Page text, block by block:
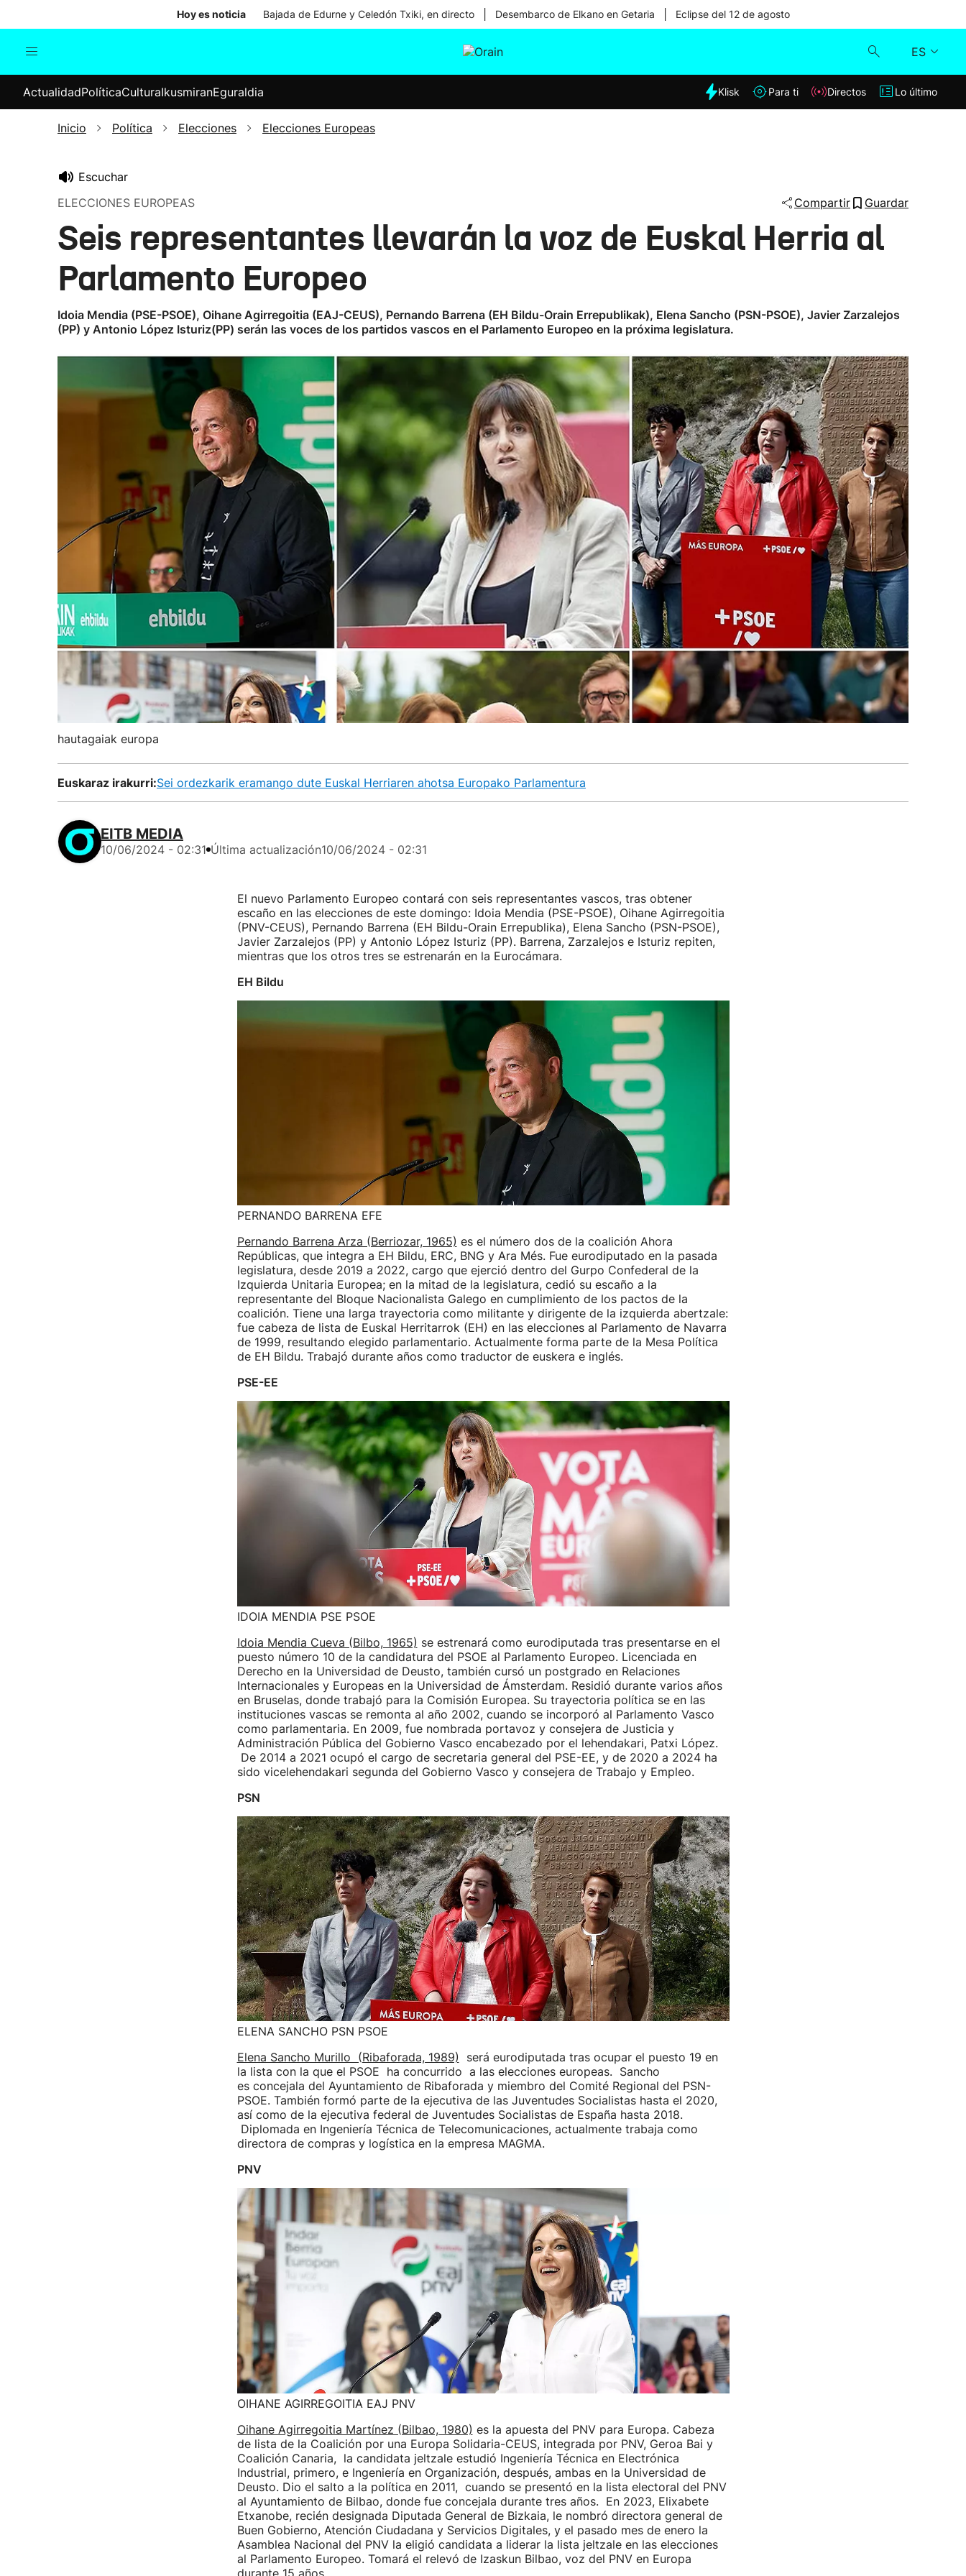
Hoy es noticia Bajada de Edurne y Celedón Txiki, en directo Desembarco de Elkano en Getaria Eclipse del 12 de agosto
ES
Internacional
Elecciones
Klisk
ActualidadPolíticaCulturaIkusmiranEguraldia Klisk Para ti Directos Lo último
Inicio Política Elecciones Elecciones Europeas
Escuchar
ELECCIONES EUROPEAS
Compartir Guardar
Seis representantes llevarán la voz de Euskal Herria al
Parlamento Europeo
Idoia Mendia (PSE-PSOE), Oihane Agirregoitia (EAJ-CEUS), Pernando Barrena (EH Bildu-Orain Errepublikak), Elena Sancho (PSN-PSOE), Javier Zarzalejos
(PP) y Antonio López Isturiz(PP) serán las voces de los partidos vascos en el Parlamento Europeo en la próxima legislatura.
hautagaiak europa
Euskaraz irakurri:Sei ordezkarik eramango dute Euskal Herriaren ahotsa Europako Parlamentura
EITB MEDIA
10/06/2024 - 02:31 Última actualización10/06/2024 - 02:31
El nuevo Parlamento Europeo contará con seis representantes vascos, tras obtener
escaño en las elecciones de este domingo: Idoia Mendia (PSE-PSOE), Oihane Agirregoitia
(PNV-CEUS), Pernando Barrena (EH Bildu-Orain Errepublika), Elena Sancho (PSN-PSOE),
Javier Zarzalejos (PP) y Antonio López Isturiz (PP). Barrena, Zarzalejos e Isturiz repiten,
mientras que los otros tres se estrenarán en la Eurocámara.
EH Bildu
PERNANDO BARRENA EFE
Pernando Barrena Arza (Berriozar, 1965) es el número dos de la coalición Ahora
Repúblicas, que integra a EH Bildu, ERC, BNG y Ara Més. Fue eurodiputado en la pasada
legislatura, desde 2019 a 2022, cargo que ejerció dentro del Gurpo Confederal de la
Izquierda Unitaria Europea; en la mitad de la legislatura, cedió su escaño a la
representante del Bloque Nacionalista Galego en cumplimiento de los pactos de la
coalición. Tiene una larga trayectoria como militante y dirigente de la izquierda abertzale:
fue cabeza de lista de Euskal Herritarrok (EH) en las elecciones al Parlamento de Navarra
de 1999, resultando elegido parlamentario. Actualmente forma parte de la Mesa Política
de EH Bildu. Trabajó durante años como traductor de euskera e inglés.
PSE-EE
IDOIA MENDIA PSE PSOE
Idoia Mendia Cueva (Bilbo, 1965) se estrenará como eurodiputada tras presentarse en el
puesto número 10 de la candidatura del PSOE al Parlamento Europeo. Licenciada en
Derecho en la Universidad de Deusto, también cursó un postgrado en Relaciones
Internacionales y Europeas en la Universidad de Ámsterdam. Residió durante varios años
en Bruselas, donde trabajó para la Comisión Europea. Su trayectoria política se en las
instituciones vascas se remonta al año 2002, cuando se incorporó al Parlamento Vasco
como parlamentaria. En 2009, fue nombrada portavoz y consejera de Justicia y
Administración Pública del Gobierno Vasco encabezado por el lehendakari, Patxi López.
De 2014 a 2021 ocupó el cargo de secretaria general del PSE-EE, y de 2020 a 2024 ha
sido vicelehendakari segunda del Gobierno Vasco y consejera de Trabajo y Empleo.
PSN
ELENA SANCHO PSN PSOE
Elena Sancho Murillo (Ribaforada, 1989) será eurodiputada tras ocupar el puesto 19 en
la lista con la que el PSOE ha concurrido a las elecciones europeas. Sancho
es concejala del Ayuntamiento de Ribaforada y miembro del Comité Regional del PSN-
PSOE. También formó parte de la ejecutiva de las Juventudes Socialistas hasta el 2020,
así como de la ejecutiva federal de Juventudes Socialistas de España hasta 2018.
Diplomada en Ingeniería Técnica de Telecomunicaciones, actualmente trabaja como
directora de compras y logística en la empresa MAGMA.
PNV
OIHANE AGIRREGOITIA EAJ PNV
Oihane Agirregoitia Martínez (Bilbao, 1980) es la apuesta del PNV para Europa. Cabeza
de lista de la Coalición por una Europa Solidaria-CEUS, integrada por PNV, Geroa Bai y
Coalición Canaria, la candidata jeltzale estudió Ingeniería Técnica en Electrónica
Industrial, primero, e Ingeniería en Organización, después, ambas en la Universidad de
Deusto. Dio el salto a la política en 2011, cuando se presentó en la lista electoral del PNV
al Ayuntamiento de Bilbao, donde fue concejala durante tres años. En 2023, Elixabete
Etxanobe, recién designada Diputada General de Bizkaia, le nombró directora general de
Buen Gobierno, Atención Ciudadana y Servicios Digitales, y el pasado mes de enero la
Asamblea Nacional del PNV la eligió candidata a liderar la lista jeltzale en las elecciones
al Parlamento Europeo. Tomará el relevó de Izaskun Bilbao, voz del PNV en Europa
durante 15 años.